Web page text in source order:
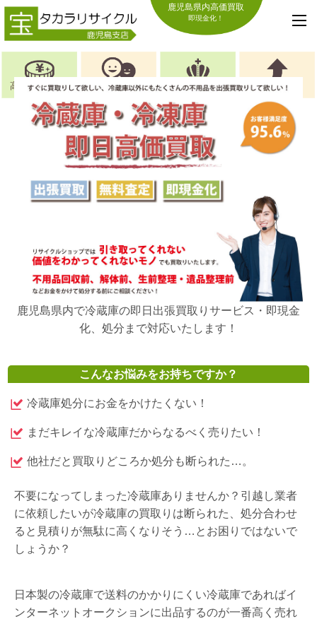
鹿児島県内高価買取
即現金化！
高価買取の理由 お喜びの声 選ばれる理由 キャンペーン
鹿児島県内で冷蔵庫の即日出張買取りサービス・即現金
化、処分まで対応いたします！
こんなお悩みをお持ちですか？
冷蔵庫処分にお金をかけたくない！
まだキレイな冷蔵庫だからなるべく売りたい！
他社だと買取りどころか処分も断られた…。
不要になってしまった冷蔵庫ありませんか？引越し業者
に依頼したいが冷蔵庫の買取りは断られた、処分合わせ
ると見積りが無駄に高くなりそう…とお困りではないで
しょうか？
日本製の冷蔵庫で送料のかかりにくい冷蔵庫であればイ
ンターネットオークションに出品するのが一番高く売れ